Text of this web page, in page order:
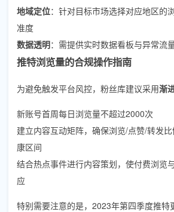
地域定位：针对目标市场选择对应地区的
准度
数据透明：需提供实时数据看板与异常流
推特浏览量的合规操作指南
为避免触发平台风控，粉丝库建议采用渐
新账号首周每日浏览量不超过2000次
建立内容互动矩阵，确保浏览/点赞/转发
康区间
结合热点事件进行内容策划，使付费浏览
应
特别需要注意的是，2023年第四季度推特